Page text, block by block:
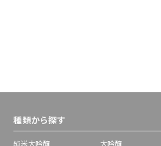
種類から探す
純米大吟醸 大吟醸